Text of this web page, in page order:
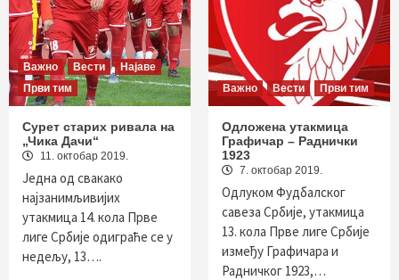
Важно Вести
Најаве
Први тим
Сурет старих ривала на
„Чика Дачи“
11. октобар 2019.
Једна од свакако
најзанимљивијих
утакмица 14. кола Прве
лиге Србије одиграће се у
недељу, 13….
Важно Вести Први тим
Одложена утакмица
Графичар – Раднички
1923
7. октобар 2019.
Одлуком Фудбалског
савеза Србије, утакмица
13. кола Прве лиге Србије
између Графичара и
Радничког 1923,…